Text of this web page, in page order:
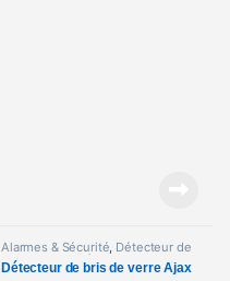
Alarmes & Sécurité, Détecteur de
mouvement, Détecteurs
d'ouverture Porte, Détecteurs et
Détecteur de bris de verre Ajax